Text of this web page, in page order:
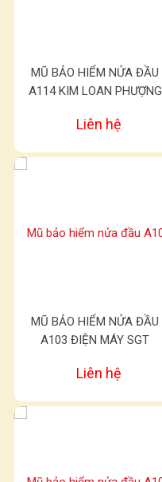
MŨ BẢO HIỂM NỬA ĐẦU
A114 KIM LOAN PHƯỢNG
Liên hệ
MŨ BẢO HIỂM NỬA ĐẦU
A103 ĐIỆN MÁY SGT
Liên hệ